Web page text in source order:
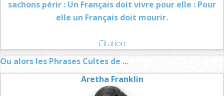
sachons périr : Un Français doit vivre pour elle : Pour
elle un Français doit mourir.
Citation
Ou alors les Phrases Cultes de ...
Aretha Franklin